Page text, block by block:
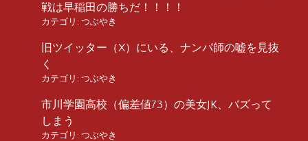
戦は早稲田の勝ちだ！！！！
カテゴリ: つぶやき
旧ツイッター（X）にいる、ナンパ師の嘘を見抜
く
カテゴリ: つぶやき
市川学園高校（偏差値73）の美女JK、バズって
しまう
カテゴリ: つぶやき